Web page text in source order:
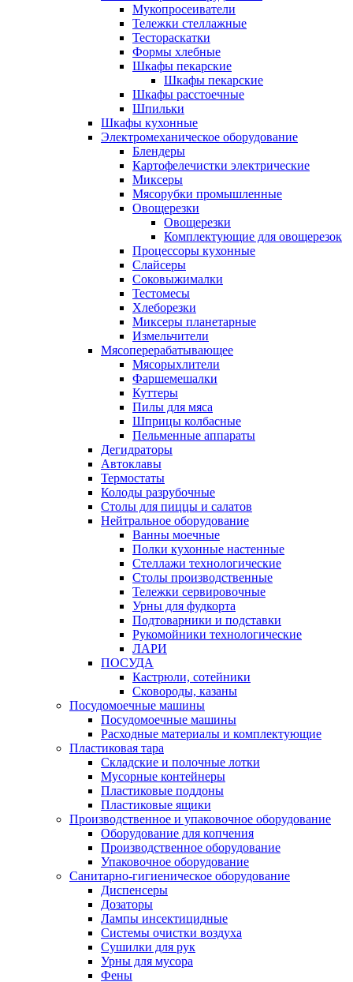
Мукопросеиватели
Тележки стеллажные
Тестораскатки
Формы хлебные
Шкафы пекарские
Шкафы пекарские
Шкафы расстоечные
Шпильки
Шкафы кухонные
Электромеханическое оборудование
Блендеры
Картофелечистки электрические
Миксеры
Мясорубки промышленные
Овощерезки
Овощерезки
Комплектующие для овощерезок
Процессоры кухонные
Слайсеры
Соковыжималки
Тестомесы
Хлеборезки
Миксеры планетарные
Измельчители
Мясоперерабатывающее
Мясорыхлители
Фаршемешалки
Куттеры
Пилы для мяса
Шприцы колбасные
Пельменные аппараты
Дегидраторы
Автоклавы
Термостаты
Колоды разрубочные
Столы для пиццы и салатов
Нейтральное оборудование
Ванны моечные
Полки кухонные настенные
Стеллажи технологические
Столы производственные
Тележки сервировочные
Урны для фудкорта
Подтоварники и подставки
Рукомойники технологические
ЛАРИ
ПОСУДА
Кастрюли, сотейники
Сковороды, казаны
Посудомоечные машины
Посудомоечные машины
Расходные материалы и комплектующие
Пластиковая тара
Складские и полочные лотки
Мусорные контейнеры
Пластиковые поддоны
Пластиковые ящики
Производственное и упаковочное оборудование
Оборудование для копчения
Производственное оборудование
Упаковочное оборудование
Санитарно-гигиеническое оборудование
Диспенсеры
Дозаторы
Лампы инсектицидные
Системы очистки воздуха
Сушилки для рук
Урны для мусора
Фены